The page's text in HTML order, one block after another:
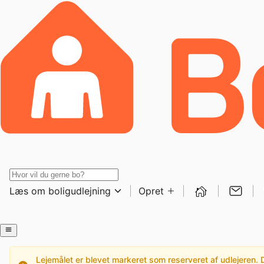
Læs om boligudlejning Opret
Lejemålet er blevet markeret som reserveret af